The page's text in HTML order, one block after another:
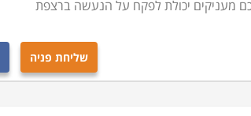
מעניקים יכולת לפקח על הנעשה ברצפת
שליחת פניה